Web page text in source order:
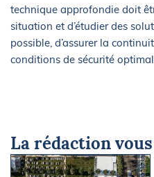
technique approfondie doit
situation et d’étudier des
possible, d’assurer la
conditions de sécurité
La rédaction